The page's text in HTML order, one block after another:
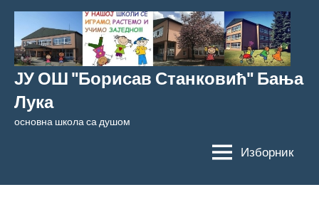
Скочи
садржај
ЈУ ОШ "Борисав Станковић" Бања
Лука
основна школа са душом
Изборник